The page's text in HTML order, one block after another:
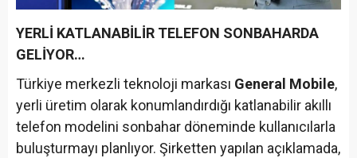
YERLİ KATLANABİLİR TELEFON SONBAHARDA
GELİYOR…
Türkiye merkezli teknoloji markası General Mobile,
yerli üretim olarak konumlandırdığı katlanabilir akıllı
telefon modelini sonbahar döneminde kullanıcılarla
buluşturmayı planlıyor. Şirketten yapılan açıklamada,